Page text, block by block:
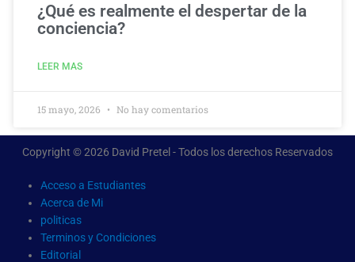
¿Qué es realmente el despertar de la
conciencia?
LEER MAS
15 mayo, 2026 No hay comentarios
Copyright © 2026 David Pretel - Todos los derechos Reservados
Acceso a Estudiantes
Acerca de Mi
politicas
Terminos y Condiciones
Editorial